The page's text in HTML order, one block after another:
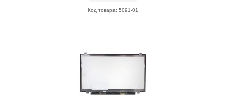
Код товара: 5091-01